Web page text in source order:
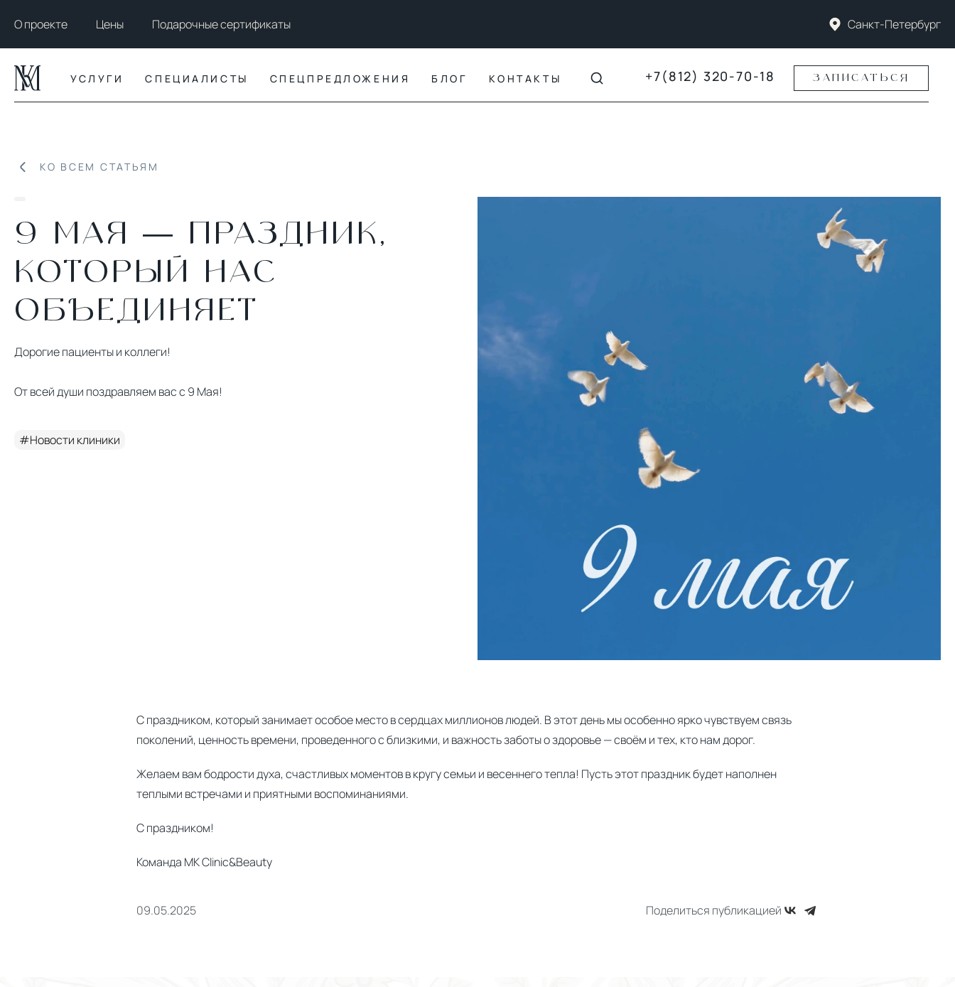
О проекте Цены Подарочные сертификаты Санкт-Петербург
УСЛУГИ СПЕЦИАЛИСТЫ СПЕЦПРЕДЛОЖЕНИЯ БЛОГ КОНТАКТЫ +7(812) 320-70-18 ЗАПИСАТЬСЯ
КО ВСЕМ СТАТЬЯМ
9 МАЯ — ПРАЗДНИК,
КОТОРЫЙ НАС
ОБЪЕДИНЯЕТ
Дорогие пациенты и коллеги!
От всей души поздравляем вас с 9 Мая!
#Новости клиники
С праздником, который занимает особое место в сердцах миллионов людей. В этот день мы особенно ярко чувствуем связь
поколений, ценность времени, проведенного с близкими, и важность заботы о здоровье — своём и тех, кто нам дорог.
Желаем вам бодрости духа, счастливых моментов в кругу семьи и весеннего тепла! Пусть этот праздник будет наполнен
теплыми встречами и приятными воспоминаниями.
С праздником!
Команда MK Clinic&Beauty
09.05.2025 Поделиться публикацией